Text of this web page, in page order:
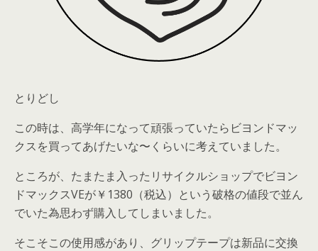
とりどし
この時は、高学年になって頑張っていたらビヨンドマッ
クスを買ってあげたいな〜くらいに考えていました。
ところが、たまたま入ったリサイクルショップでビヨン
ドマックスVEが￥1380（税込） という破格の値段で並ん
でいた為思わず購入してしまいました。
そこそこの使用感があり、グリップテープは新品に交換